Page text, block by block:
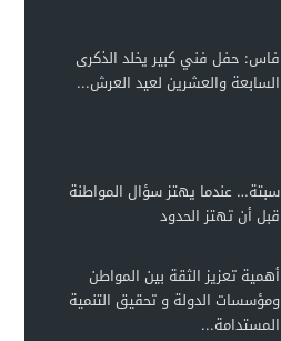
فاس: حفل فني كبير يخلد الذكرى
السابعة والعشرين لعيد العرش...
سبتة… عندما يهتز سؤال المواطنة
قبل أن تهتز الحدود
أهمية تعزيز الثقة بين المواطن
ومؤسسات الدولة و تحقيق التنمية
المستدامة...